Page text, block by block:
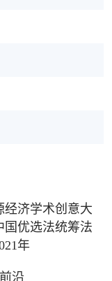
经济学术创意大
国优选法统筹法
年
沿